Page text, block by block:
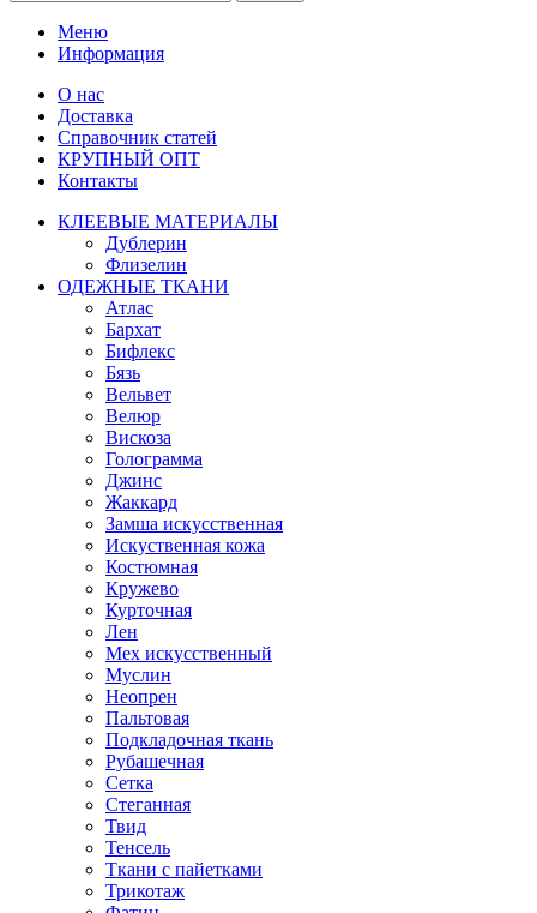
Меню
Информация
О нас
Доставка
Справочник статей
КРУПНЫЙ ОПТ
Контакты
КЛЕЕВЫЕ МАТЕРИАЛЫ
Дублерин
Флизелин
ОДЕЖНЫЕ ТКАНИ
Атлас
Бархат
Бифлекс
Бязь
Вельвет
Велюр
Вискоза
Голограмма
Джинс
Жаккард
Замша искусственная
Искуственная кожа
Костюмная
Кружево
Курточная
Лен
Мех искусственный
Муслин
Неопрен
Пальтовая
Подкладочная ткань
Рубашечная
Сетка
Стеганная
Твид
Тенсель
Ткани с пайетками
Трикотаж